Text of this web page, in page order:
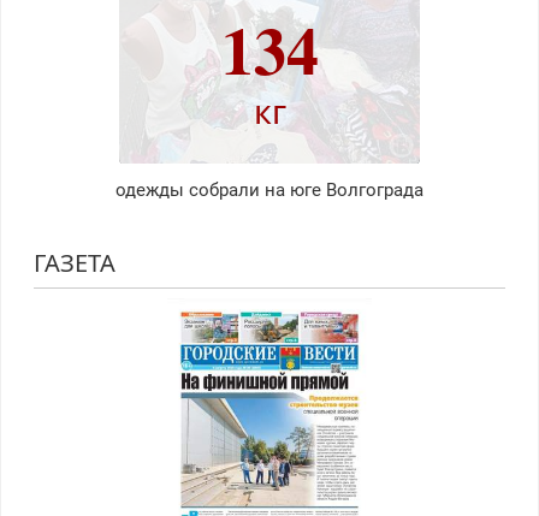
134
кг
одежды собрали на юге Волгограда
ГАЗЕТА